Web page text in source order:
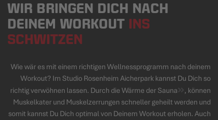
WIR BRINGEN DICH NACH
DEINEM WORKOUT INS
SCHWITZEN
Wie wär es mit einem richtigen Wellnessprogramm nach deinem
Workout? Im Studio Rosenheim Aicherpark kannst Du Dich so
richtig verwöhnen lassen. Durch die Wärme derSauna
, können
Muskelkater und Muskelzerrungen schneller geheilt werden und
somit kannst Du Dich optimal von Deinem Workout erholen. Auch